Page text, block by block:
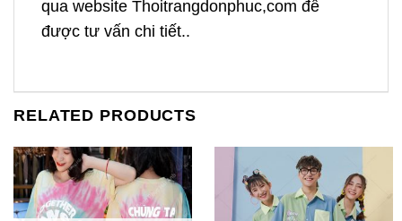
qua website Thoitrangdonphuc,com để
được tư vấn chi tiết..
RELATED PRODUCTS